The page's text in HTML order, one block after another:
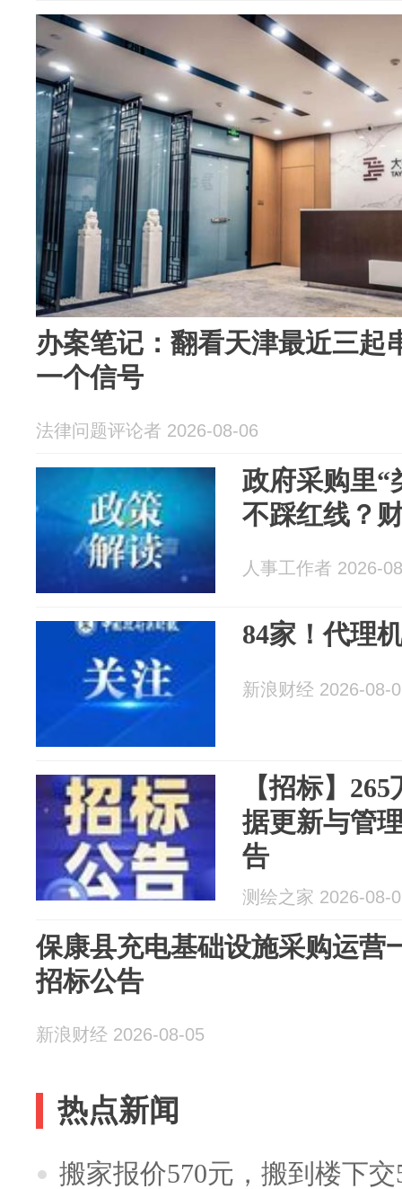
办案笔记：翻看天津最近三起
一个信号
法律问题评论者 2026-08-06
政府采购里“
不踩红线？
人事工作者 2026-
84家！代理
新浪财经 2026-08-
【招标】
据更新与管
告
测绘之家 2026-08-
保康县充电基础设施采购运营
招标公告
新浪财经 2026-08-05
热点新闻
搬家报价570元，搬到楼下